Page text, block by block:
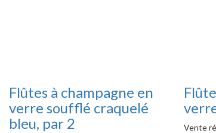
Flûtes à champagne en
verre soufflé craquelé
bleu, par 2
Vente